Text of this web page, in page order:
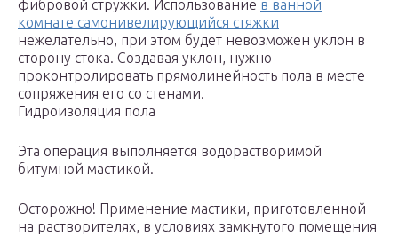
фибровой стружки. Использование в ванной
комнате самонивелирующийся стяжки
нежелательно, при этом будет невозможен уклон в
сторону стока. Создавая уклон, нужно
проконтролировать прямолинейность пола в месте
сопряжения его со стенами.
Гидроизоляция пола
Эта операция выполняется водорастворимой
битумной мастикой.
Осторожно! Применение мастики, приготовленной
на растворителях, в условиях замкнутого помещения